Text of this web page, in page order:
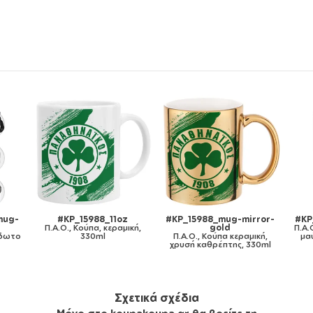
#KP_15988_11ozcBLACK
Π.Α.Ο., Κούπα χρωματιστή
μαύρη, κεραμική, 330ml
#KP_15988_metaldouble
Π.Α.Ο., Κούπα Ανοξείδωτη
διπλού τοιχώματος 300ml
Σχετικά σχέδια